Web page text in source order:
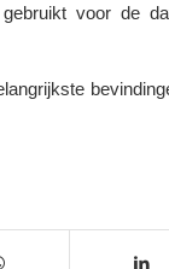
voor de